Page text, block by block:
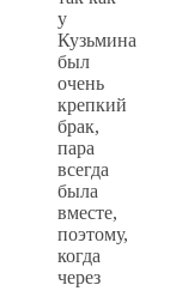
у
Кузьмина
был
очень
крепкий
брак,
пара
всегда
была
вместе,
поэтому,
когда
через